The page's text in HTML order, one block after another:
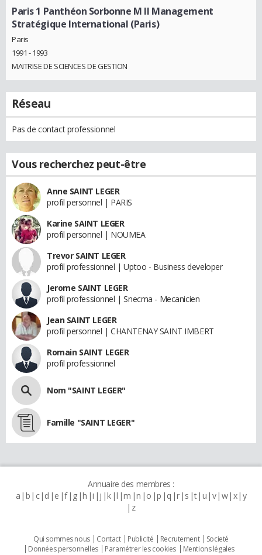
Paris 1 Panthéon Sorbonne M II Management
Stratégique International (Paris)
Paris
1991 - 1993
MAITRISE DE SCIENCES DE GESTION
Réseau
Pas de contact professionnel
Vous recherchez peut-être
Anne SAINT LEGER
profil personnel | PARIS
Karine SAINT LEGER
profil personnel | NOUMEA
Trevor SAINT LEGER
profil professionnel | Uptoo - Business developer
Jerome SAINT LEGER
profil professionnel | Snecma - Mecanicien
Jean SAINT LEGER
profil personnel | CHANTENAY SAINT IMBERT
Romain SAINT LEGER
profil professionnel
Nom "SAINT LEGER"
Famille "SAINT LEGER"
Annuaire des membres :
a b c d e f g h i j k l m n o p q r s t u v w x y
z
Qui sommes nous Contact Publicité Recrutement
Societé
Données personnelles
Paramétrer les cookies
Mentions légales